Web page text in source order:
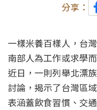
分享：
一樣米養百樣人，台
南部人為工作或求學
近日，一則列舉北漂
討論，揭示了台灣區
表涵蓋飲食習慣、交